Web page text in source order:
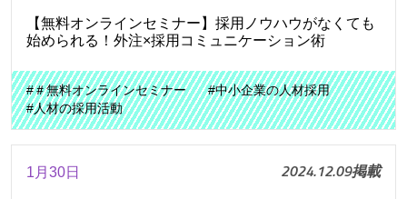
【無料オンラインセミナー】採用ノウハウがなくても
始められる！外注×採用コミュニケーション術
#＃無料オンラインセミナー
#中小企業の人材採用
#人材の採用活動
1月30日 2024.12.09掲載